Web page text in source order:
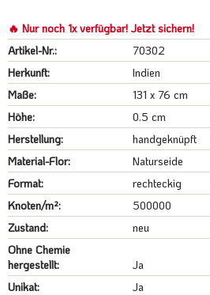
🔥 Nur noch 1x verfügbar! Jetzt sichern!
Artikel-Nr.:
70302
Herkunft:
Indien
Maße:
131 x 76 cm
Höhe:
0.5 cm
Herstellung:
handgeknüpft
Material-Flor:
Naturseide
Format:
rechteckig
Knoten/m²:
500000
Zustand:
neu
Ohne Chemie
hergestellt:
Ja
Unikat:
Ja